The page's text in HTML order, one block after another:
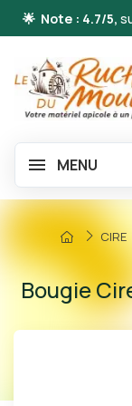
🌟 Note : 4.7/5,
MENU
CIRE
Bougie